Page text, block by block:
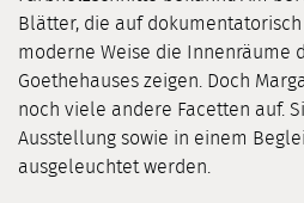
Blätter, die auf
moderne Weise die Innenräume
Goethehauses zeigen. Doch
noch viele andere Facetten auf.
Ausstellung sowie in einem
ausgeleuchtet werden.